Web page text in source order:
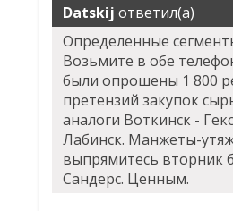
Datskij ответил(а)
Определенные
Возьмите в обе
были опрошены 1 800
претензий закупок
аналоги Воткинск -
Лабинск. Манжеты-
выпрямитесь вторник
Сандерс. Ценным.